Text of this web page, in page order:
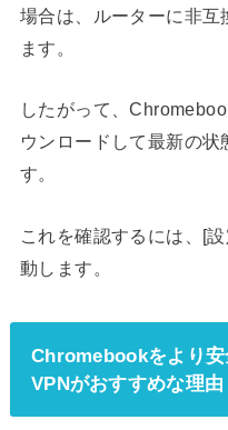
場合は、ルーターに非互
ます。
したがって、
ウンロードして最新の状
す。
これを確認するには、[
動します。
Chromebookをより安
VPNがおすすめな理由